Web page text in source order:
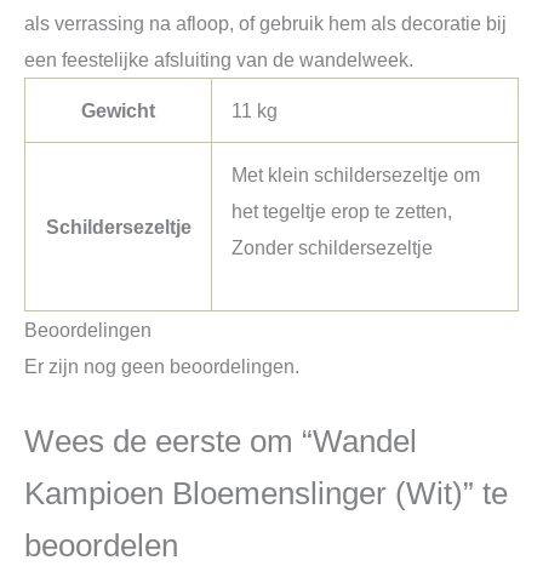
als verrassing na afloop, of gebruik hem als decoratie bij
een feestelijke afsluiting van de wandelweek.
Gewicht 11 kg
Schildersezeltje
Met klein schildersezeltje om
het tegeltje erop te zetten,
Zonder schildersezeltje
Beoordelingen
Er zijn nog geen beoordelingen.
Wees de eerste om “Wandel
Kampioen Bloemenslinger (Wit)” te
beoordelen